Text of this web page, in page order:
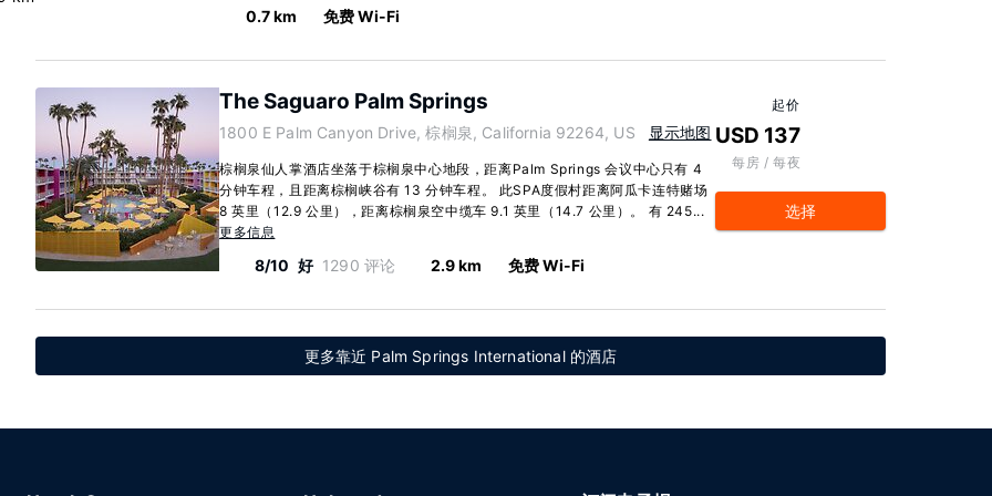
0.7 km
免费 Wi-Fi
The Saguaro Palm Springs
1800 E Palm Canyon Drive, 棕榈泉, California 92264, US 显示地图
棕榈泉仙人掌酒店坐落于棕榈泉中心地段，距离Palm Springs 会议中心只有 4
分钟车程，且距离棕榈峡谷有 13 分钟车程。 此SPA度假村距离阿瓜卡连特赌场
8 英里（12.9 公里），距离棕榈泉空中缆车 9.1 英里（14.7 公里）。 有 245...
更多信息
8/10 好 1290 评论 2.9 km 免费 Wi-Fi
起价
USD 137
每房 / 每夜
选择
更多靠近 Palm Springs International 的酒店